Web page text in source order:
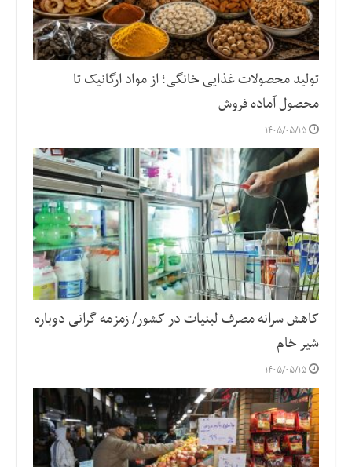
تولید محصولات غذایی خانگی؛ از مواد ارگانیک تا
محصول آماده فروش
۱۴۰۵/۰۵/۱۵
کاهش سرانه مصرف لبنیات در کشور/ زمزمه گرانی دوباره
شیر خام
۱۴۰۵/۰۵/۱۵